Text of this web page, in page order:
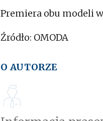
Premiera obu modeli
Źródło: OMODA
O AUTORZE